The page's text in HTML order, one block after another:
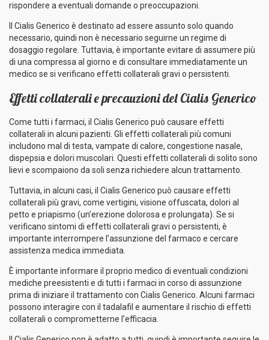
rispondere a eventuali domande o preoccupazioni.
Il Cialis Generico è destinato ad essere assunto solo quando
necessario, quindi non è necessario seguirne un regime di
dosaggio regolare. Tuttavia, è importante evitare di assumere più
di una compressa al giorno e di consultare immediatamente un
medico se si verificano effetti collaterali gravi o persistenti.
Effetti collaterali e precauzioni del Cialis Generico
Come tutti i farmaci, il Cialis Generico può causare effetti
collaterali in alcuni pazienti. Gli effetti collaterali più comuni
includono mal di testa, vampate di calore, congestione nasale,
dispepsia e dolori muscolari. Questi effetti collaterali di solito sono
lievi e scompaiono da soli senza richiedere alcun trattamento.
Tuttavia, in alcuni casi, il Cialis Generico può causare effetti
collaterali più gravi, come vertigini, visione offuscata, dolori al
petto e priapismo (un’erezione dolorosa e prolungata). Se si
verificano sintomi di effetti collaterali gravi o persistenti, è
importante interrompere l’assunzione del farmaco e cercare
assistenza medica immediata.
È importante informare il proprio medico di eventuali condizioni
mediche preesistenti e di tutti i farmaci in corso di assunzione
prima di iniziare il trattamento con Cialis Generico. Alcuni farmaci
possono interagire con il tadalafil e aumentare il rischio di effetti
collaterali o comprometterne l’efficacia.